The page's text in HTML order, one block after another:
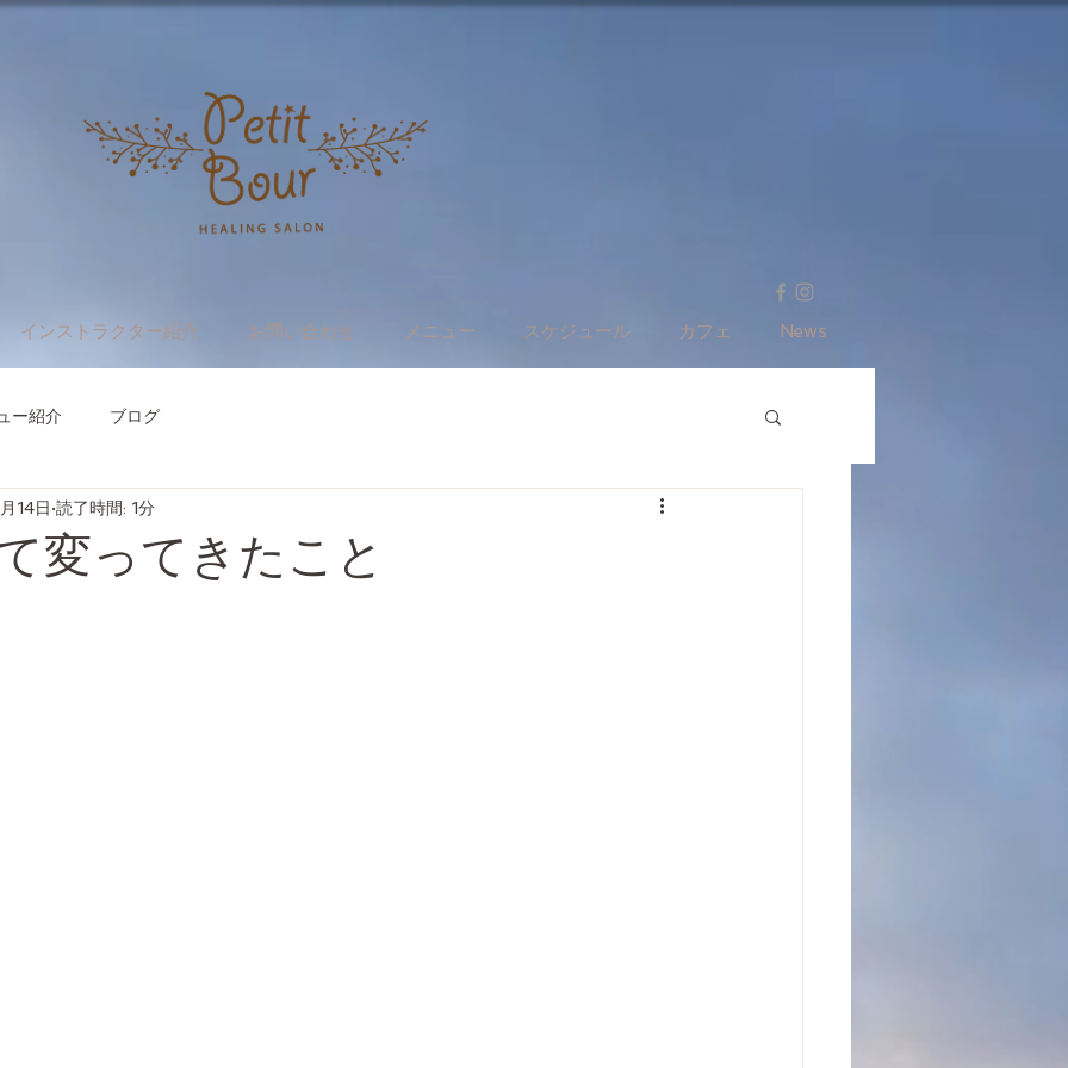
インストラクター紹介 お問い合わせ メニュー スケジュール カフェ News
ー紹介 ブログ
変ってきたこと
14日 読了時間: 1分